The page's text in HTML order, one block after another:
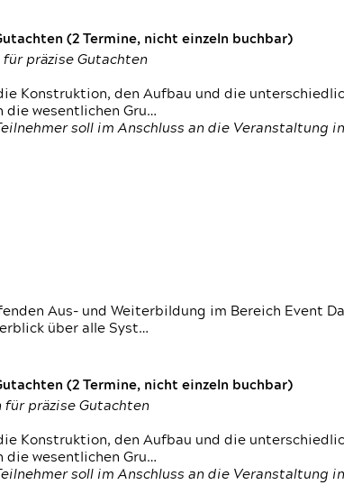
(2 Termine, nicht einzeln buchbar)
für präzise Gutachten
Konstruktion, den Aufbau und die
die wesentlichen Gru…
soll im Anschluss an die Veranstaltung
Aus- und Weiterbildung im Bereich Event
über alle Syst…
(2 Termine, nicht einzeln buchbar)
für präzise Gutachten
Konstruktion, den Aufbau und die
die wesentlichen Gru…
soll im Anschluss an die Veranstaltung